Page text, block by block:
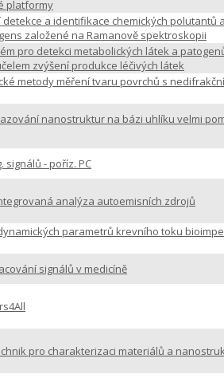
platformy
detekce a identifikace chemických polutantů
založené na Ramanově spektroskopii
pro detekci metabolických látek a
zvýšení produkce léčivých látek
metody měření tvaru povrchů s
nanostruktur na bázi uhlíku velmi
signálů - poříz. PC
Integrovaná analýza autoemisních zdrojů
parametrů krevního toku
signálů v medicíně
pro charakterizaci materiálů a